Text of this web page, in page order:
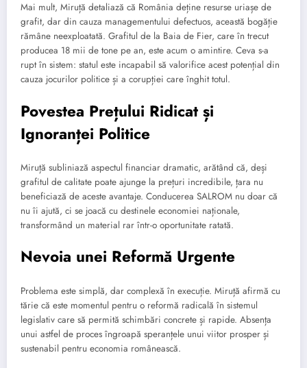
Mai mult, Miruță detaliază că România deține resurse uriașe de
grafit, dar din cauza managementului defectuos, această bogăție
rămâne neexploatată. Grafitul de la Baia de Fier, care în trecut
producea 18 mii de tone pe an, este acum o amintire. Ceva s-a
rupt în sistem: statul este incapabil să valorifice acest potențial din
cauza jocurilor politice și a corupției care înghit totul.
Povestea Prețului Ridicat și
Ignoranței Politice
Miruță subliniază aspectul financiar dramatic, arătând că, deși
grafitul de calitate poate ajunge la prețuri incredibile, țara nu
beneficiază de aceste avantaje. Conducerea SALROM nu doar că
nu îi ajută, ci se joacă cu destinele economiei naționale,
transformând un material rar într-o oportunitate ratată.
Nevoia unei Reformă Urgente
Problema este simplă, dar complexă în execuție. Miruță afirmă cu
tărie că este momentul pentru o reformă radicală în sistemul
legislativ care să permită schimbări concrete și rapide. Absența
unui astfel de proces îngroapă speranțele unui viitor prosper și
sustenabil pentru economia românească.